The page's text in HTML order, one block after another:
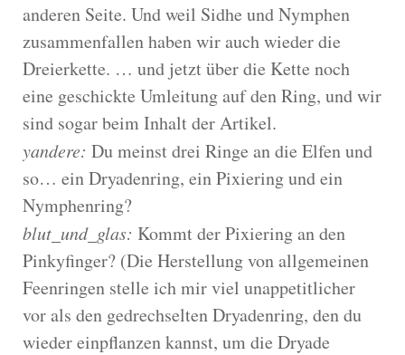
anderen Seite. Und weil Sidhe und Nymphen
zusammenfallen haben wir auch wieder die
Dreierkette. … und jetzt über die Kette noch
eine geschickte Umleitung auf den Ring, und wir
sind sogar beim Inhalt der Artikel.
yandere: Du meinst drei Ringe an die Elfen und
so… ein Dryadenring, ein Pixiering und ein
Nymphenring?
blut_und_glas: Kommt der Pixiering an den
Pinkyfinger? (Die Herstellung von allgemeinen
Feenringen stelle ich mir viel unappetitlicher
vor als den gedrechselten Dryadenring, den du
wieder einpflanzen kannst, um die Dryade